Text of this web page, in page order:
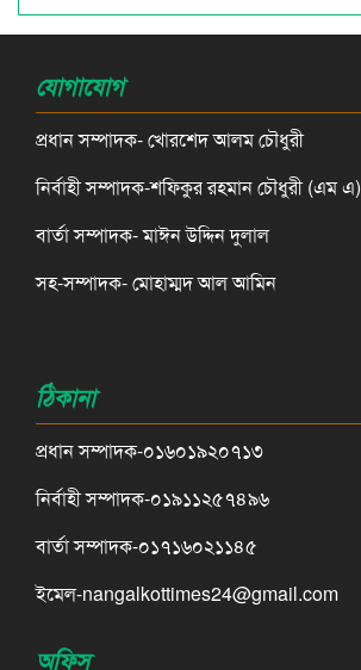
যোগাযোগ
প্রধান সম্পাদক- খোরশেদ আলম চৌধুরী
নির্বাহী সম্পাদক-শফিকুর রহমান চৌধুরী (এম এ)
বার্তা সম্পাদক- মাঈন উদ্দিন দুলাল
সহ-সম্পাদক- মোহাম্মদ আল আমিন
ঠিকানা
প্রধান সম্পাদক-০১৬০১৯২০৭১৩
নির্বাহী সম্পাদক-০১৯১১২৫৭৪৯৬
বার্তা সম্পাদক-০১৭১৬০২১১৪৫
ইমেল-nangalkottimes24@gmail.com
অফিস